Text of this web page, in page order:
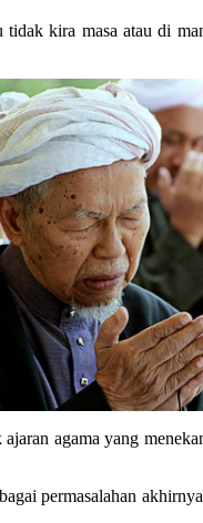
kira masa atau di
agama yang
permasalahan